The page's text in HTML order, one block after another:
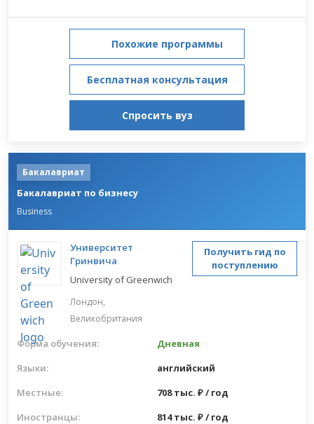
Похожие программы
Бесплатная консультация
Спросить вуз
Бакалавриат
Бакалавриат по бизнесу
Business
Университет
Гринвича
University of Greenwich
Лондон,
Великобритания
Получить гид по
поступлению
Форма обучения:
Дневная
Языки:
английский
Местные:
708 тыс. ₽ / год
Иностранцы:
814 тыс. ₽ / год